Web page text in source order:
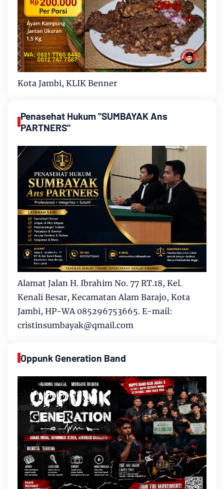
Kota Jambi, KLIK Benner
Penasehat Hukum "SUMBAYAK Ans
PARTNERS"
Alamat Jalan H. Ibrahim No. 77 RT.18, Kel.
Kenali Besar, Kecamatan Alam Barajo, Kota
Jambi, HP-WA 085296753665. E-mail:
cristinsumbayak@qmail.com
Oppunk Generation Band